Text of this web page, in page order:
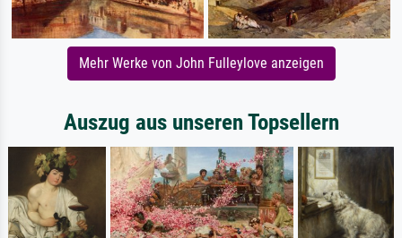
Mehr Werke von John Fulleylove anzeigen
Auszug aus unseren Topsellern